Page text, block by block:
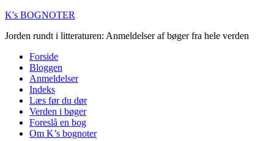
K's BOGNOTER
Jorden rundt i litteraturen: Anmeldelser af bøger fra hele verden
Forside
Bloggen
Anmeldelser
Indeks
Læs før du dør
Verden i bøger
Foreslå en bog
Om K’s bognoter